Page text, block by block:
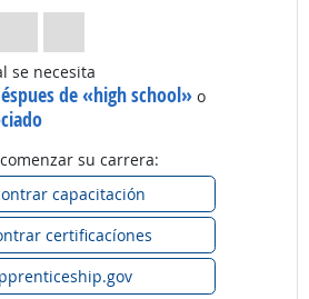
2 de 4)
se necesita
de «high school» o
su carrera:
capacitación
certificacíones